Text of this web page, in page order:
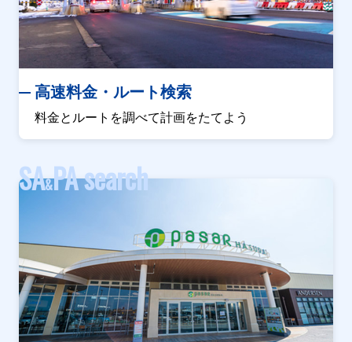
高速料金・ルート検索
料金とルートを調べて計画をたてよう
SA&PA search